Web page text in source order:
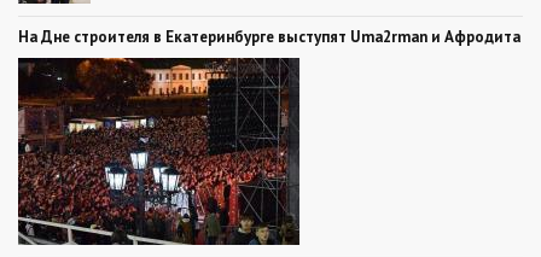
На Дне строителя в Екатеринбурге выступят Uma2rman и Афродита